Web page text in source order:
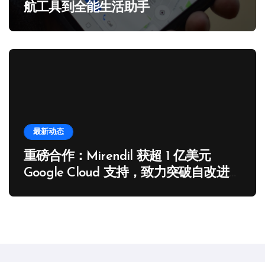
航工具到全能生活助手
最新动态
重磅合作：Mirendil 获超 1 亿美元
Google Cloud 支持，致力突破自改进